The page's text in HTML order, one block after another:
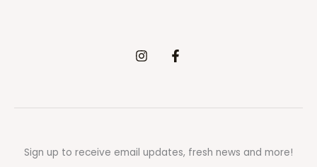
Sign up to receive email updates, fresh news and more!